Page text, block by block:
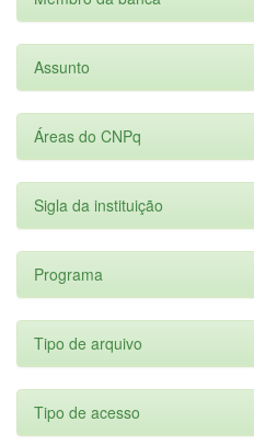
Assunto
Áreas do CNPq
Sigla da instituição
Programa
Tipo de arquivo
Tipo de acesso